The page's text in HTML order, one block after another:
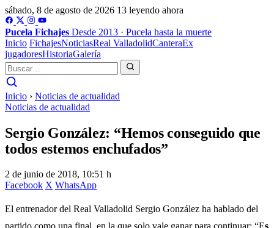
sábado, 8 de agosto de 2026 13 leyendo ahora
Pucela Fichajes Desde 2013 · Pucela hasta la muerte
Inicio FichajesNoticiasReal ValladolidCanteraEx
jugadoresHistoriaGalería
Inicio › Noticias de actualidad
Noticias de actualidad
Sergio González: “Hemos conseguido que
todos estemos enchufados”
2 de junio de 2018, 10:51 h
Facebook X WhatsApp
El entrenador del Real Valladolid Sergio González ha hablado del
partido como una final, en la que solo vale ganar para continuar: “Es